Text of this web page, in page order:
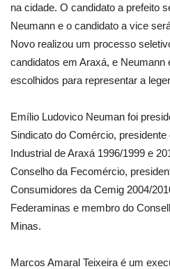
na cidade. O candidato a prefeito
Neumann e o candidato a vice
Novo realizou um processo
candidatos em Araxá, e Neumann
escolhidos para representar a
Emílio Ludovico Neuman foi
Sindicato do Comércio,
Industrial de Araxá 1996/1999 e
Conselho da Fecomércio,
Consumidores da Cemig 2004/
Federaminas e membro do
Minas.
Marcos Amaral Teixeira é um